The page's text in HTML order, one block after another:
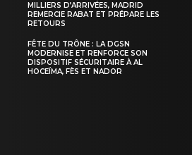
MILLIERS D’ARRIVÉES, MADRID
REMERCIE RABAT ET PRÉPARE LES
RETOURS
FÊTE DU TRÔNE : LA DGSN
MODERNISE ET RENFORCE SON
DISPOSITIF SÉCURITAIRE À AL
HOCEÏMA, FÈS ET NADOR